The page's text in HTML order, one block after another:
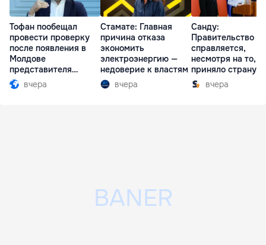
Тофан пообещал
провести проверку
после появления в
Молдове
представителя
Южной Осетии
вчера
Стамате: Главная
причина отказа
экономить
электроэнергию —
недоверие к властям
вчера
Санду:
Правительство
справляется,
несмотря на то,
приняло страну в
разгар кризиса
вчера